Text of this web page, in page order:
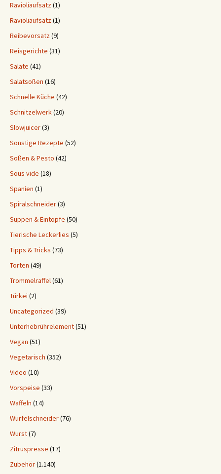
Ravioliaufsatz(1)
Ravioliaufsatz(1)
Reibevorsatz(9)
Reisgerichte (31)
Salate (41)
Salatsoßen (16)
Schnelle Küche (42)
Schnitzelwerk(20)
Slowjuicer(3)
Sonstige Rezepte (52)
Soßen & Pesto (42)
Sous vide (18)
Spanien (1)
Spiralschneider(3)
Suppen & Eintöpfe (50)
Tierische Leckerlies (5)
Tipps & Tricks (73)
Torten (49)
Trommelraffel(61)
Türkei (2)
Uncategorized (39)
Unterhebrührelement(51)
Vegan (51)
Vegetarisch (352)
Video (10)
Vorspeise (33)
Waffeln (14)
Würfelschneider(76)
Wurst(7)
Zitruspresse (17)
Zubehör(1.140)